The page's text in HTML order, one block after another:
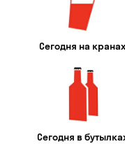
Сегодня на кранах
Сегодня в